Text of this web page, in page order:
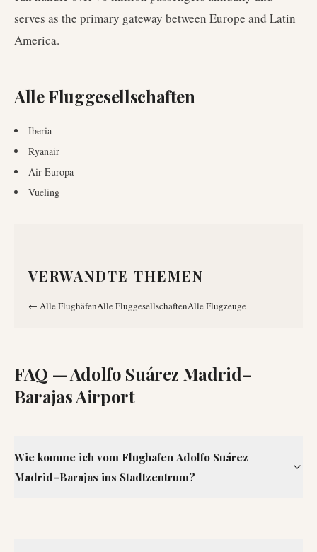
serves as the primary gateway between Europe and Latin
America.
Alle Fluggesellschaften
Iberia
Ryanair
Air Europa
Vueling
VERWANDTE THEMEN
← Alle FlughäfenAlle FluggesellschaftenAlle Flugzeuge
FAQ —Adolfo Suárez Madrid–
Barajas Airport
Wie komme ich vom Flughafen Adolfo Suárez
Madrid–Barajas ins Stadtzentrum?